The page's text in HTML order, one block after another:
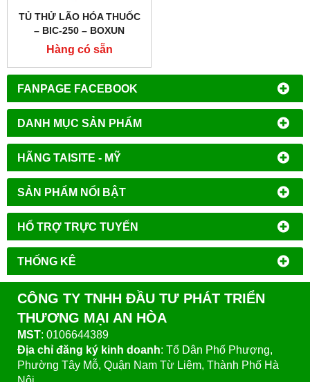
FANPAGE FACEBOOK
DANH MỤC SẢN PHẨM
HÃNG TAISITE - MỸ
SẢN PHẨM NỔI BẬT
HỔ TRỢ TRỰC TUYẾN
THỐNG KÊ
TỦ THỬ LÃO HÓA THUỐC
– BIC-250 – BOXUN
Hàng có sẵn
CÔNG TY TNHH ĐẦU TƯ PHÁT TRIỂN
THƯƠNG MẠI AN HÒA
MST: 0106644389
Địa chỉ đăng ký kinh doanh: Tổ Dân Phố Phượng,
Phường Tây Mỗ, Quận Nam Từ Liêm, Thành Phố Hà